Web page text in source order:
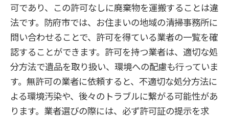
可であり、この許可なしに廃棄物を運搬することは違
法です。防府市では、お住まいの地域の清掃事務所に
問い合わせることで、許可を得ている業者の一覧を確
認することができます。許可を持つ業者は、適切な処
分方法で遺品を取り扱い、環境への配慮も行っていま
す。無許可の業者に依頼すると、不適切な処分方法に
よる環境汚染や、後々のトラブルに繋がる可能性があ
ります。業者選びの際には、必ず許可証の提示を求